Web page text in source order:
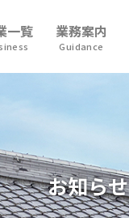
一覧 業務案内
Guidance
お知らせ